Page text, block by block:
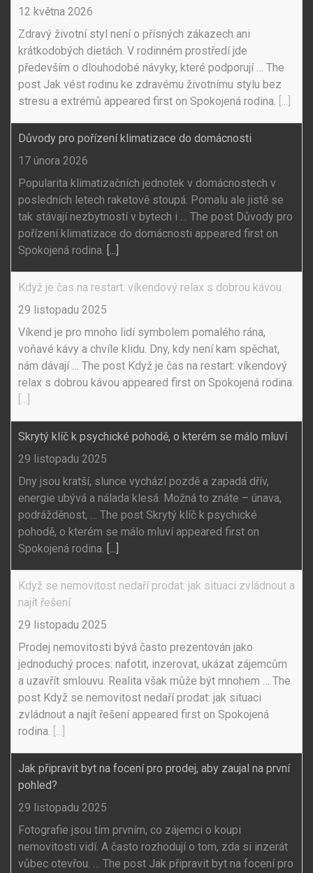
12 května 2026
Zdravý životní styl není o přísných zákazech ani
krátkodobých dietách. V rodinném prostředí jde
především o dlouhodobé návyky, které podporují … The
post Jak vést rodinu ke zdravému životnímu stylu bez
stresu a extrémů appeared first on Spokojená rodina. [...]
Důvody pro pořízení klimatizace do domácnosti
17 února 2026
Popularita klimatizačních jednotek v domácnostech v
posledních letech raketově stoupá. Pomalu ale jistě se
tak stávají nezbytností v bytech i … The post Důvody pro
pořízení klimatizace do domácnosti appeared first on
Spokojená rodina. [...]
Když je čas na restart: víkendový relax s dobrou kávou
29 listopadu 2025
Víkend je pro mnoho lidí symbolem pomalého rána,
voňavé kávy a chvíle klidu. Dny, kdy není kam spěchat,
nám dávají … The post Když je čas na restart: víkendový
relax s dobrou kávou appeared first on Spokojená rodina.
[...]
Skrytý klíč k psychické pohodě, o kterém se málo mluví
29 listopadu 2025
Dny jsou kratší, slunce vychází pozdě a zapadá dřív,
energie ubývá a nálada klesá. Možná to znáte – únava,
podrážděnost, … The post Skrytý klíč k psychické
pohodě, o kterém se málo mluví appeared first on
Spokojená rodina. [...]
Když se nemovitost nedaří prodat: jak situaci zvládnout a
najít řešení
29 listopadu 2025
Prodej nemovitosti bývá často prezentován jako
jednoduchý proces: nafotit, inzerovat, ukázat zájemcům
a uzavřít smlouvu. Realita však může být mnohem … The
post Když se nemovitost nedaří prodat: jak situaci
zvládnout a najít řešení appeared first on Spokojená
rodina. [...]
Jak připravit byt na focení pro prodej, aby zaujal na první
pohled?
29 listopadu 2025
Fotografie jsou tím prvním, co zájemci o koupi
nemovitosti vidí. A často rozhodují o tom, zda si inzerát
vůbec otevřou. … The post Jak připravit byt na focení pro